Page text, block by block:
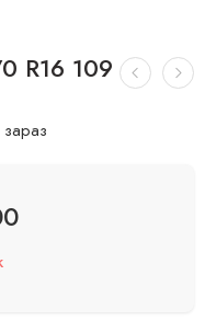
R16 109